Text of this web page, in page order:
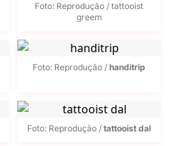
Foto: Reprodução / tattooist
greem
Foto: Reprodução / handitrip
Foto: Reprodução / tattooist dal